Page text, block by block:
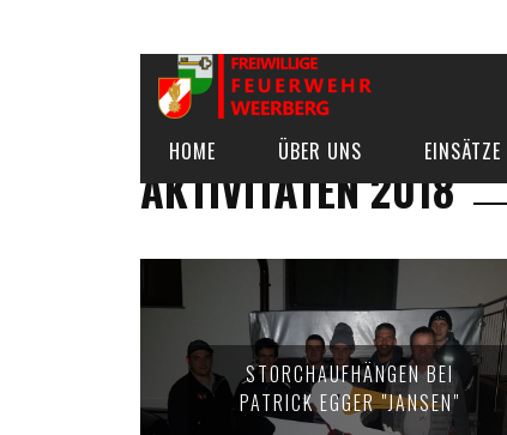
HOME ÜBER UNS EINSÄTZE
AKTIVITÄTEN 2018
STORCHAUFHÄNGEN BEI
PATRICK EGGER "JANSEN"